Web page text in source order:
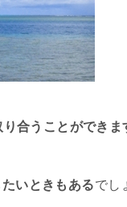
合うことができま
いときもあるでし